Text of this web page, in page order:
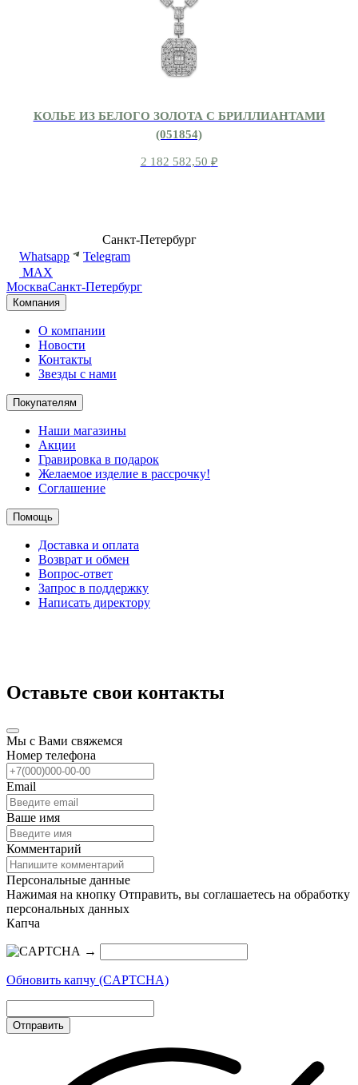
КОЛЬЕ ИЗ БЕЛОГО ЗОЛОТА С БРИЛЛИАНТАМИ
(051854)
2 182 582,50 ₽
Санкт-Петербург
Whatsapp
Telegram
MAX
МоскваСанкт-Петербург
Компания
О компании
Новости
Контакты
Звезды с нами
Покупателям
Наши магазины
Акции
Гравировка в подарок
Желаемое изделие в рассрочку!
Соглашение
Помощь
Доставка и оплата
Возврат и обмен
Вопрос-ответ
Запрос в поддержку
Написать директору
Оставьте свои контакты
Мы с Вами свяжемся
Номер телефона
Email
Ваше имя
Комментарий
Персональные данные
Нажимая на кнопку Отправить, вы соглашаетесь на обработку
персональных данных
Капча
→
Обновить капчу (CAPTCHA)
Отправить